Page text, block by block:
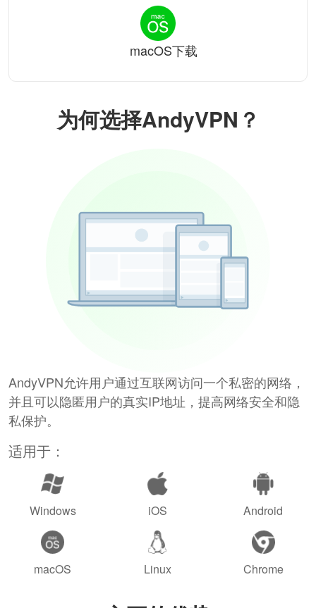
为何选择AndyVPN？
AndyVPN允许用户通过互联网访问一个私密的网络，
并且可以隐匿用户的真实IP地址，提高网络安全和隐
私保护。
适用于：
Windows iOS Android
macOS Linux Chrome
macOS下载